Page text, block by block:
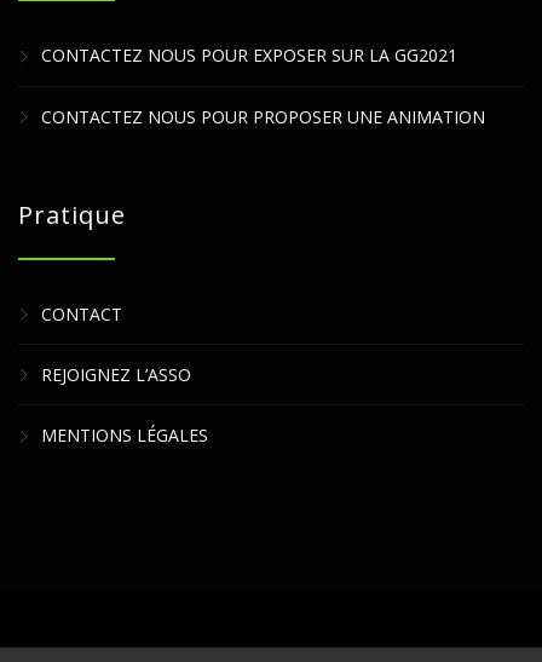
CONTACTEZ NOUS POUR EXPOSER SUR LA GG2021
CONTACTEZ NOUS POUR PROPOSER UNE ANIMATION
Pratique
CONTACT
REJOIGNEZ L’ASSO
MENTIONS LÉGALES